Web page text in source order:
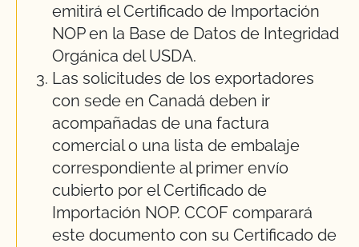
emitirá el Certificado de Importación
NOP en la Base de Datos de Integridad
Orgánica del USDA.
Las solicitudes de los exportadores
con sede en Canadá deben ir
acompañadas de una factura
comercial o una lista de embalaje
correspondiente al primer envío
cubierto por el Certificado de
Importación NOP. CCOF comparará
este documento con su Certificado de